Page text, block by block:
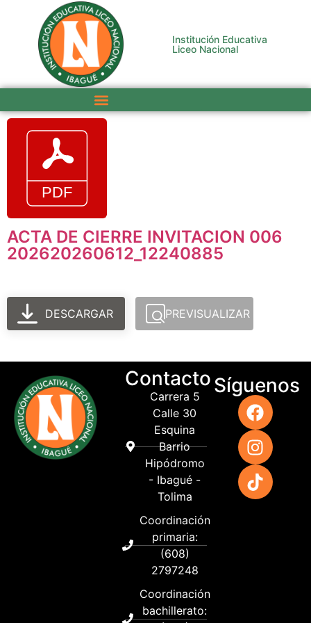
Institución Educativa
Liceo Nacional
ACTA DE CIERRE INVITACION 006
202620260612_12240885
DESCARGAR PREVISUALIZAR
Contacto
Carrera 5
Calle 30
Esquina
Barrio
Hipódromo
- Ibagué -
Tolima
Coordinación
primaria:
(608)
2797248
Coordinación
bachillerato:
Síguenos